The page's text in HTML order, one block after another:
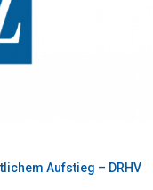
Aufstieg – DRHV